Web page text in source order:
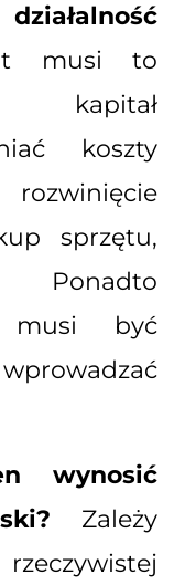
działalność
musi to
kapitał
koszty
sprzętu,
Ponadto
musi być
wynosić
Zależy